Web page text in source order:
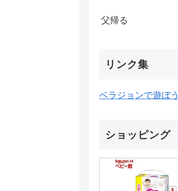
父帰る
リンク集
ベラジョンで遊ぼう
ショッピング